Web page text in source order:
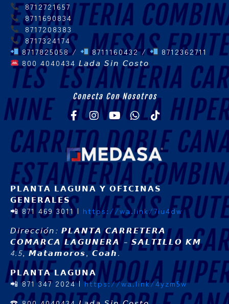
8712721657
8711690834
8717208383
8717324174
8717825058 /
8711160432 /
8712362711
800 4040434𝘓𝘢𝘥𝘢 𝘚𝘪𝘯 𝘊𝘰𝘴𝘵𝘰
Conecta Con Nosotros
𝗣𝗟𝗔𝗡𝗧𝗔 𝗟𝗔𝗚𝗨𝗡𝗔 𝗬 𝗢𝗙𝗜𝗖𝗜𝗡𝗔𝗦
𝗚𝗘𝗡𝗘𝗥𝗔𝗟𝗘𝗦
📲 871 469 3011 | https://wa.link/7iu4dw
𝘋𝘪𝘳𝘦𝘤𝘤𝘪𝘰́𝘯: 𝙋𝙇𝘼𝙉𝙏𝘼 𝘾𝘼𝙍𝙍𝙀𝙏𝙀𝙍𝘼
𝘾𝙊𝙈𝘼𝙍𝘾𝘼 𝙇𝘼𝙂𝙐𝙉𝙀𝙍𝘼 – 𝙎𝘼𝙇𝙏𝙄𝙇𝙇𝙊 𝙆𝙈
4.5, 𝙈𝙖𝙩𝙖𝙢𝙤𝙧𝙤𝙨, 𝘾𝙤𝙖𝙝.
𝗣𝗟𝗔𝗡𝗧𝗔 𝗟𝗔𝗚𝗨𝗡𝗔
📲 871 347 2024 |https://wa.link/4yzm5w